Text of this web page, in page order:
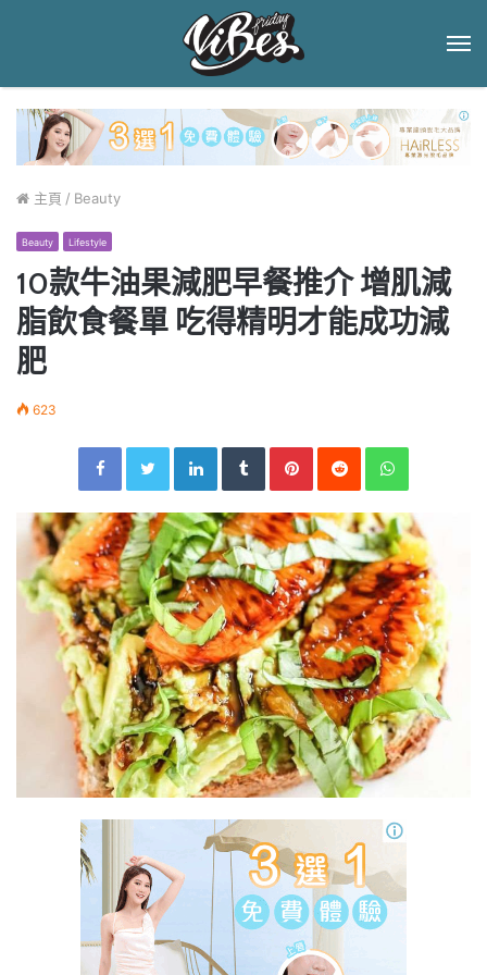
主頁 / Beauty
Beauty Lifestyle
10款牛油果減肥早餐推介 增肌減
脂飲食餐單 吃得精明才能成功減
肥
623
Facebook Twitter LinkedIn Tumblr Pinterest Reddit